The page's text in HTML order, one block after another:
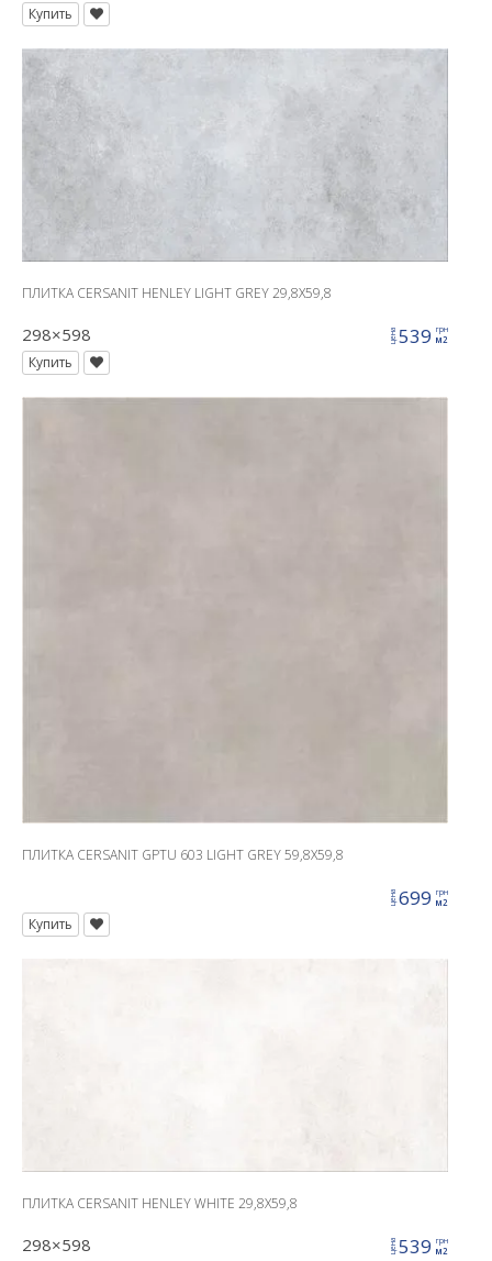
Купить
ПЛИТКА CERSANIT HENLEY LIGHT GREY 29,8X59,8
298×598 цена 539 грн
м2
Купить
ПЛИТКА CERSANIT GPTU 603 LIGHT GREY 59,8X59,8
цена699 грн
м2
Купить
ПЛИТКА CERSANIT HENLEY WHITE 29,8X59,8
298×598 цена539 грн
м2